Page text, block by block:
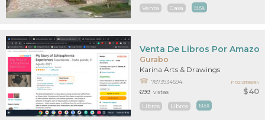
Venta Casa MAS
Gurabo
$40
Venta De Libros Por
Karina Arts & Drawings
7873934594
Libros Libros MAS
699 vistas
PR24319694